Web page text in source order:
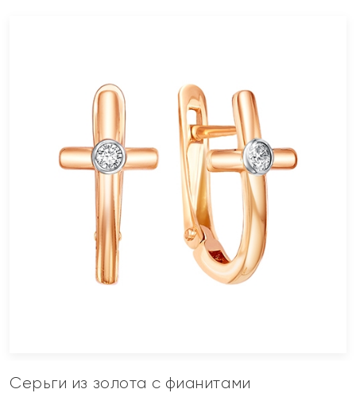
Серьги из золота с фианитами